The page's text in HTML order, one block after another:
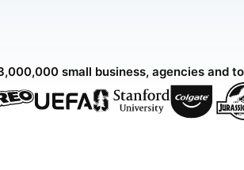
small business, agencies and